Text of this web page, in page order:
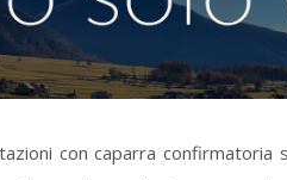
con caparra confirmatoria